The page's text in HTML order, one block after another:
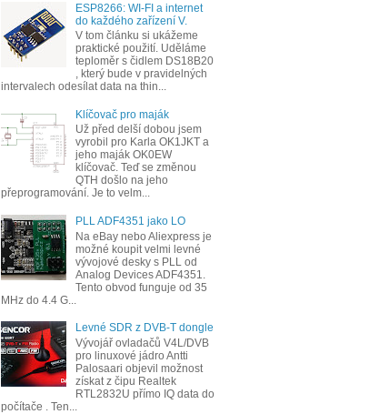
ESP8266: WI-FI a internet
do každého zařízení V.
V tom článku si ukážeme
praktické použití. Uděláme
teploměr s čidlem DS18B20
, který bude v pravidelných
intervalech odesílat data na thin...
Klíčovač pro maják
Už před delší dobou jsem
vyrobil pro Karla OK1JKT a
jeho maják OK0EW
klíčovač. Teď se změnou
QTH došlo na jeho
přeprogramování. Je to velm...
PLL ADF4351 jako LO
Na eBay nebo Aliexpress je
možné koupit velmi levné
vývojové desky s PLL od
Analog Devices ADF4351.
Tento obvod funguje od 35
MHz do 4.4 G...
Levné SDR z DVB-T dongle
Vývojář ovladačů V4L/DVB
pro linuxové jádro Antti
Palosaari objevil možnost
získat z čipu Realtek
RTL2832U přímo IQ data do
počítače . Ten...